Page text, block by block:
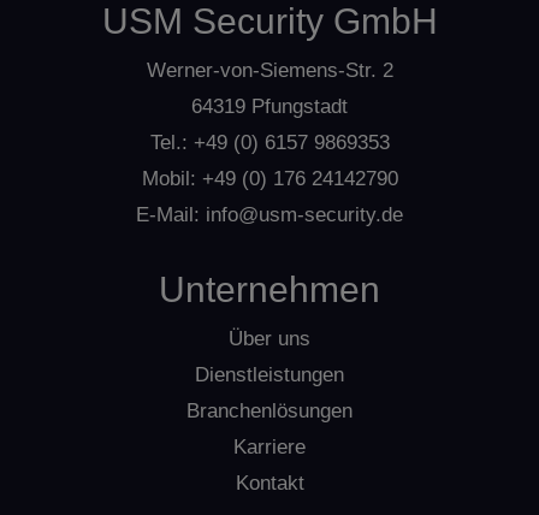
USM Security GmbH
Werner-von-Siemens-Str. 2
64319 Pfungstadt
Tel.: +49 (0) 6157 9869353
Mobil: +49 (0) 176 24142790
E-Mail: info@usm-security.de
Unternehmen
Über uns
Dienstleistungen
Branchenlösungen
Karriere
Kontakt